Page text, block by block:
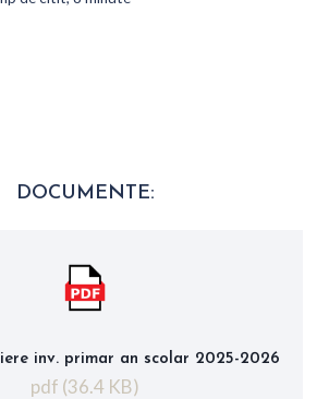
DOCUMENTE:
inv. primar an scolar 2025-2026
pdf (36.4 KB)